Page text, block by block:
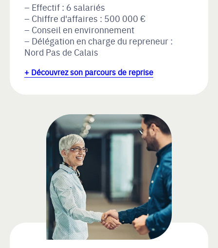
Effectif : 6 salariés
Chiffre d'affaires : 500 000 €
Conseil en environnement
Délégation en charge du repreneur :
Nord Pas de Calais
+ Découvrez son parcours de reprise